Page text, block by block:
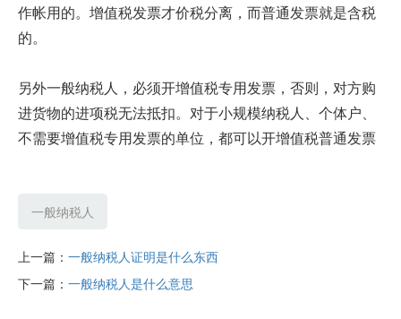
作帐用的。增值税发票才价税分离，而普通发票就是含税
的。
另外一般纳税人，必须开增值税专用发票，否则，对方购
进货物的进项税无法抵扣。对于小规模纳税人、个体户、
不需要增值税专用发票的单位，都可以开增值税普通发票
一般纳税人
上一篇： 一般纳税人证明是什么东西
下一篇： 一般纳税人是什么意思